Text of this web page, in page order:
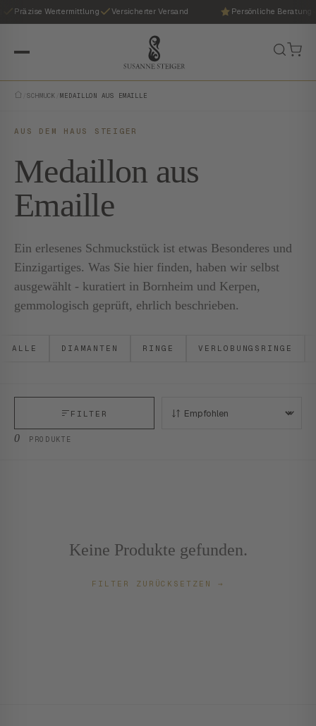
Präzise Wertermittlung Versicherter Versand Persönliche Beratung
SCHMUCK /MEDAILLON AUS EMAILLE
AUS DEM HAUS STEIGER
Medaillon aus
Emaille
Ein erlesenes Schmuckstück ist etwas Besonderes und
Einzigartiges. Was Sie hier finden, haben wir selbst
ausgewählt - kuratiert in Bornheim und Kerpen,
gemmologisch geprüft, ehrlich beschrieben.
ALLE DIAMANTEN RINGE VERLOBUNGSRINGE
0 PRODUKTE
FILTER SORTIEREN:
Keine Produkte gefunden.
FILTER ZURÜCKSETZEN →